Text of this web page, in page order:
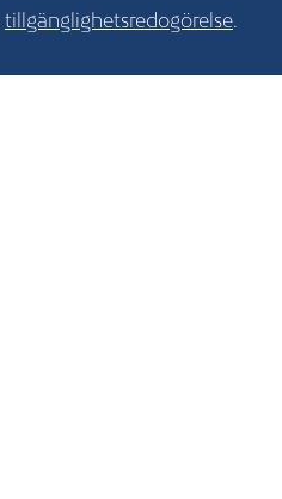
tillgänglighetsredogörelse.